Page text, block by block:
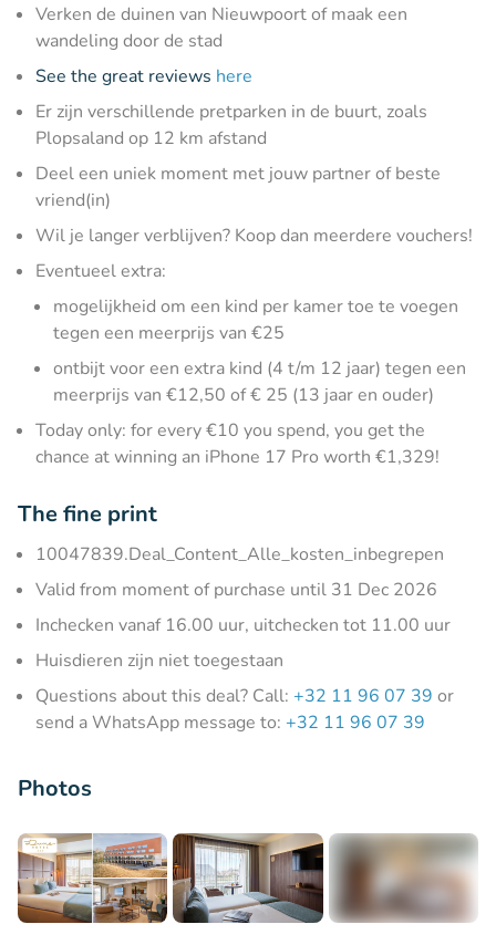
Verken de duinen van Nieuwpoort of maak een
wandeling door de stad
See the great reviews here
Er zijn verschillende pretparken in de buurt, zoals
Plopsaland op 12 km afstand
Deel een uniek moment met jouw partner of beste
vriend(in)
Wil je langer verblijven? Koop dan meerdere vouchers!
Eventueel extra:
mogelijkheid om een kind per kamer toe te voegen
tegen een meerprijs van €25
ontbijt voor een extra kind (4 t/m 12 jaar) tegen een
meerprijs van €12,50 of € 25 (13 jaar en ouder)
Today only: for every €10 you spend, you get the
chance at winning an iPhone 17 Pro worth €1,329!
The fine print
10047839.Deal_Content_Alle_kosten_inbegrepen
Valid from moment of purchase until 31 Dec 2026
Inchecken vanaf 16.00 uur, uitchecken tot 11.00 uur
Huisdieren zijn niet toegestaan
Questions about this deal? Call: +32 11 96 07 39 or
send a WhatsApp message to: +32 11 96 07 39
Photos